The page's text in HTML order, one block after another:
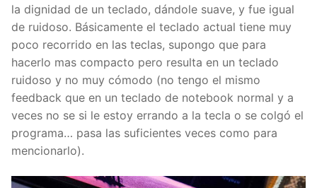
la dignidad de un teclado, dándole suave, y fue igual
de ruidoso. Básicamente el teclado actual tiene muy
poco recorrido en las teclas, supongo que para
hacerlo mas compacto pero resulta en un teclado
ruidoso y no muy cómodo (no tengo el mismo
feedback que en un teclado de notebook normal y a
veces no se si le estoy errando a la tecla o se colgó el
programa… pasa las suficientes veces como para
mencionarlo).